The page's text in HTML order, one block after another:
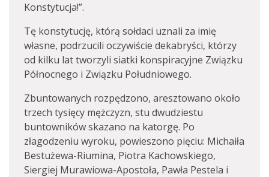
Konstytucja!”.
Tę konstytucję, którą sołdaci uznali za imię
własne, podrzucili oczywiście dekabryści, którzy
od kilku lat tworzyli siatki konspiracyjne Związku
Północnego i Związku Południowego.
Zbuntowanych rozpędzono, aresztowano około
trzech tysięcy mężczyzn, stu dwudziestu
buntowników skazano na katorgę. Po
złagodzeniu wyroku, powieszono pięciu: Michaiła
Bestużewa-Riumina, Piotra Kachowskiego,
Siergiej Murawiowa-Apostoła, Pawła Pestela i